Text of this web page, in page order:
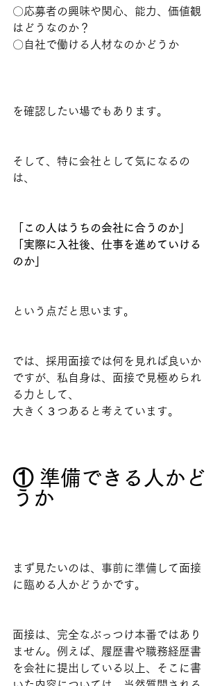
〇応募者の興味や関心、能力、価値観
はどうなのか？
〇自社で働ける人材なのかどうか
を確認したい場でもあります。
そして、特に会社として気になるの
は、
「この人はうちの会社に合うのか」
「実際に入社後、仕事を進めていける
のか」
という点だと思います。
では、採用面接では何を見れば良いか
ですが、私自身は、面接で見極められ
る力として、
大きく３つあると考えています。
① 準備できる人かど
うか
まず見たいのは、事前に準備して面接
に臨める人かどうかです。
面接は、完全なぶっつけ本番ではあり
ません。例えば、履歴書や職務経歴書
を会社に提出している以上、そこに書